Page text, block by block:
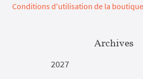
Conditions d'utilisation de la
Archives
2027